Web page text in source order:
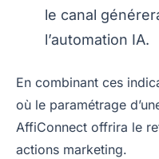
le canal
l’automation IA.
En combinant ces
où le paramétrage
AffiConnect offrira le
actions marketing.